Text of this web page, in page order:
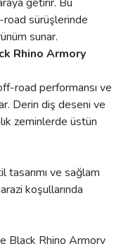
sürüşlerinde
sunar.
Rhino Armory
road performansı ve
Derin diş deseni ve
zeminlerde üstün
tasarımı ve sağlam
koşullarında
Black Rhino Armory